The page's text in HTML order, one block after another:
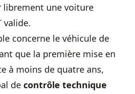
librement une voiture
valide.
concerne le véhicule de
que la première mise en
à moins de quatre ans,
de contrôle technique